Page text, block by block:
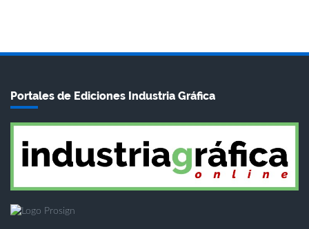
Portales de Ediciones Industria Gráfica